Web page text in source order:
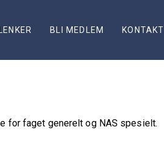
LENKER BLI MEDLEM KONTAKT
for faget generelt og NAS spesielt.